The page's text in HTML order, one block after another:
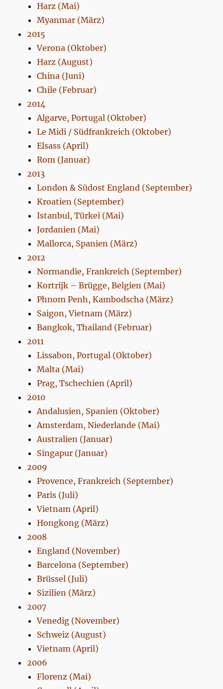
Harz (Mai)
Myanmar (März)
2015
Verona (Oktober)
Harz (August)
China (Juni)
Chile (Februar)
2014
Algarve, Portugal (Oktober)
Le Midi / Südfrankreich (Oktober)
Elsass (April)
Rom (Januar)
2013
London & Südost England (September)
Kroatien (September)
Istanbul, Türkei (Mai)
Jordanien (Mai)
Mallorca, Spanien (März)
2012
Normandie, Frankreich (September)
Kortrijk – Brügge, Belgien (Mai)
Phnom Penh, Kambodscha (März)
Saigon, Vietnam (März)
Bangkok, Thailand (Februar)
2011
Lissabon, Portugal (Oktober)
Malta (Mai)
Prag, Tschechien (April)
2010
Andalusien, Spanien (Oktober)
Amsterdam, Niederlande (Mai)
Australien (Januar)
Singapur (Januar)
2009
Provence, Frankreich (September)
Paris (Juli)
Vietnam (April)
Hongkong (März)
2008
England (November)
Barcelona (September)
Brüssel (Juli)
Sizilien (März)
2007
Venedig (November)
Schweiz (August)
Vietnam (April)
2006
Florenz (Mai)